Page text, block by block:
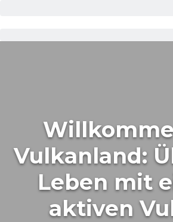
Vulkanland:
Leben mit
aktiven